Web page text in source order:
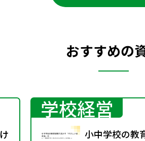
おすすめの
学校経営
小中学校の教